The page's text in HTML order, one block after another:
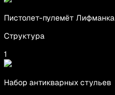
Пистолет-пулемёт Лифманка
Структура
1
Набор антикварных стульев